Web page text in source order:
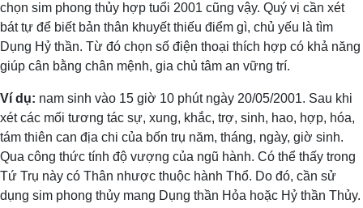
chọn sim phong thủy hợp tuổi 2001 cũng vậy. Quý vị cần xét
bát tự để biết bản thân khuyết thiếu điểm gì, chủ yếu là tìm
Dụng Hỷ thần. Từ đó chọn số điện thoại thích hợp có khả năng
giúp cân bằng chân mệnh, gia chủ tâm an vững trí.
Ví dụ: nam sinh vào 15 giờ 10 phút ngày 20/05/2001. Sau khi
xét các mối tương tác sự, xung, khắc, trợ, sinh, hao, hợp, hóa,
tám thiên can địa chi của bốn trụ năm, tháng, ngày, giờ sinh.
Qua công thức tính độ vượng của ngũ hành. Có thể thấy trong
Tứ Trụ này có Thân nhược thuộc hành Thổ. Do đó, cần sử
dụng sim phong thủy mang Dụng thần Hỏa hoặc Hỷ thần Thủy.